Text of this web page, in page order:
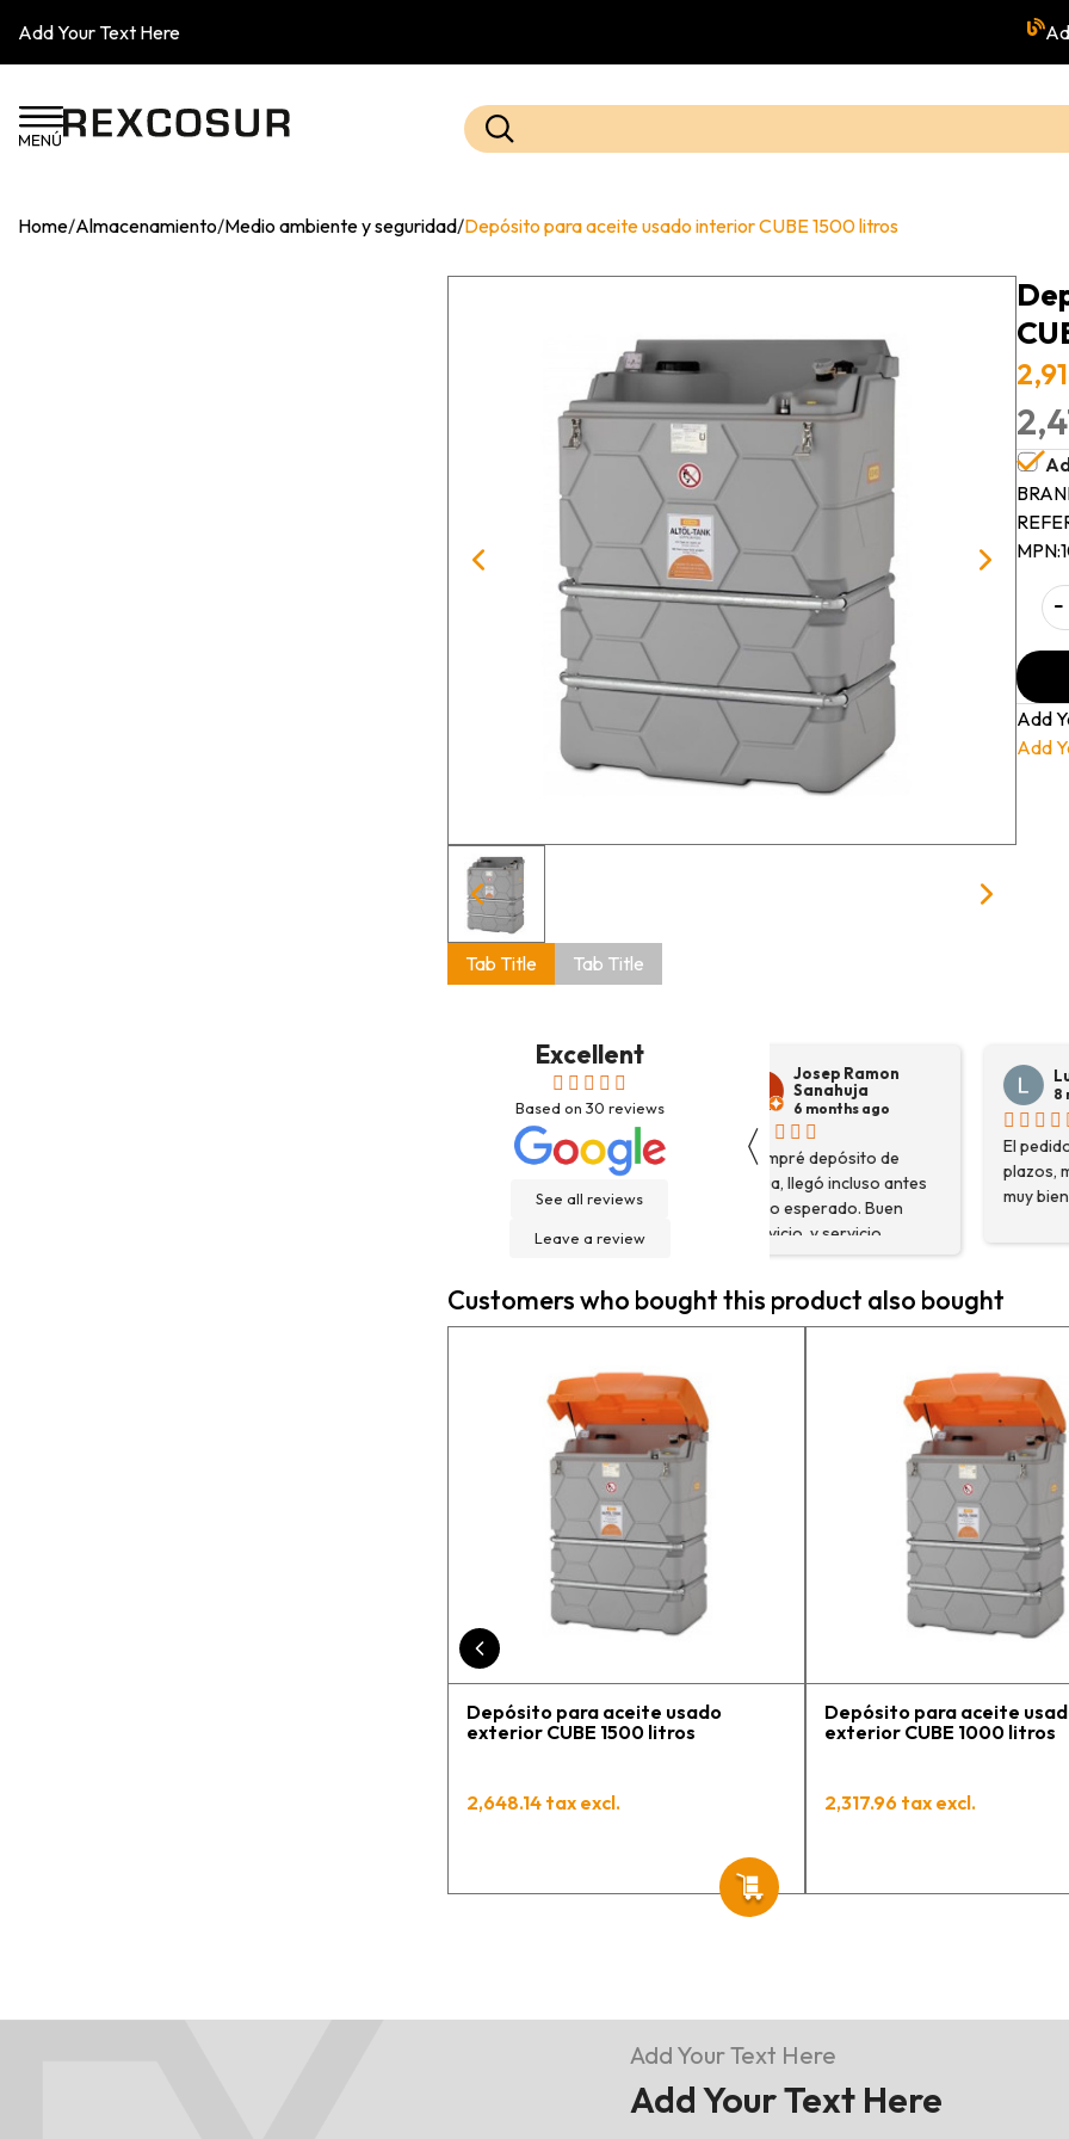
Add Your Text Here
Home/Almacenamiento/Medio ambiente y seguridad/Depósito para aceite usado interior CUBE 1500 litros
MPN:
-
Add
Add
Tab Title Tab Title
Excellent
Based on 30 reviews
See all reviews
Leave a review
〈
y perfecto el transporte !
Es un placer cuando todo
Josep Ramon
Sanahuja
6 months ago
Compré depósito de
agua, llegó incluso antes
de lo esperado. Buen
servicio, y servicio
Luis Ortega
8 months ago
El pedido cumplió con sus
plazos, me aconsejaron
muy bien.
Customers who bought this product also bought
Depósito para aceite usado
exterior CUBE 1500 litros
2,648.14 tax excl.
Depósito para aceite
exterior CUBE 1000 litros
2,317.96 tax excl.
Add Your Text Here
Add Your Text Here